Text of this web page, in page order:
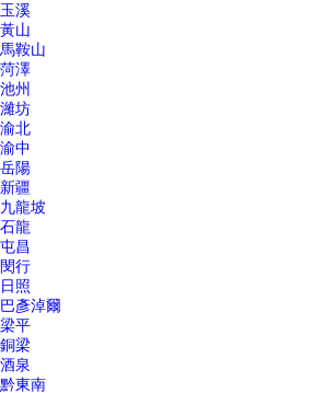
玉溪
黃山
馬鞍山
菏澤
池州
濰坊
渝北
渝中
岳陽
新疆
九龍坡
石龍
屯昌
閔行
日照
巴彥淖爾
梁平
銅梁
酒泉
黔東南